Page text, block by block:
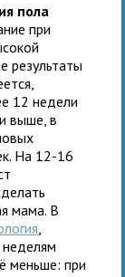
пола
при
результаты
12 недели
выше, в
На 12-16
мама. В
меньше: при